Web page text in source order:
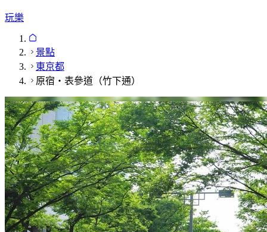
玩樂
景點
東京都
原宿・表參道（竹下通）